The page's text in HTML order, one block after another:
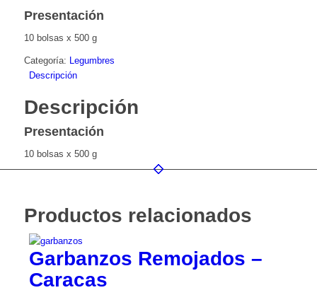
Presentación
10 bolsas x 500 g
Categoría: Legumbres
Descripción
Descripción
Presentación
10 bolsas x 500 g
Productos relacionados
Garbanzos Remojados –
Caracas